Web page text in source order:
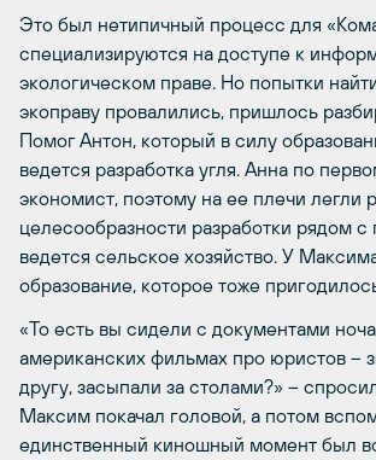
Это был нетипичный процесс для
специализируются на доступе к
экологическом праве. Но попытки
экоправу провалились, пришлось
Помог Антон, который в силу
ведется разработка угля. Анна по
экономист, поэтому на ее плечи легли
целесообразности разработки рядом с
ведется сельское хозяйство. У
образование, которое тоже
«То есть вы сидели с документами
американских фильмах про юристов –
другу, засыпали за столами?» –
Максим покачал головой, а потом
единственный киношный момент был